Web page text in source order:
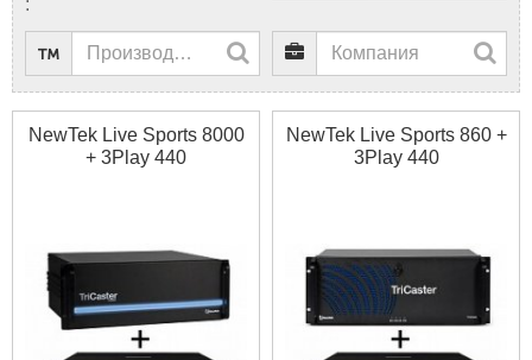
:
NewTek Live Sports 8000
+ 3Play 440
NewTek Live Sports 860 +
3Play 440